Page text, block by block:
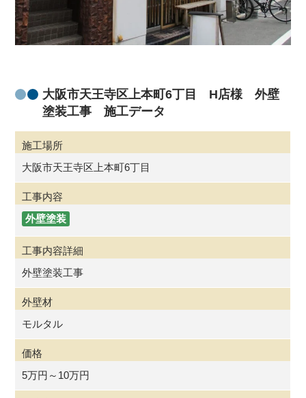
大阪市天王寺区上本町6丁目 H店様 外壁
塗装工事 施工データ
施工場所
大阪市天王寺区上本町6丁目
工事内容
外壁塗装
工事内容詳細
外壁塗装工事
外壁材
モルタル
価格
5万円～10万円